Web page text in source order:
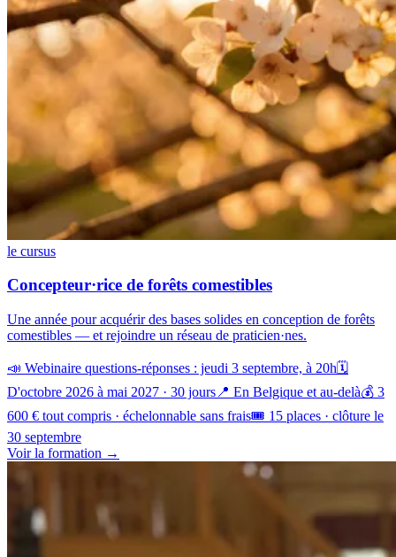
le cursus
Concepteur·rice de forêts comestibles
Une année pour acquérir des bases solides en conception de forêts
comestibles — et rejoindre un réseau de praticien·nes.
📣 Webinaire questions-réponses : jeudi 3 septembre, à 20h🗓️
D'octobre 2026 à mai 2027 · 30 jours 📍 En Belgique et au-delà💰 3
600 € tout compris · échelonnable sans frais🎟️ 15 places · clôture le
30 septembre
Voir la formation →